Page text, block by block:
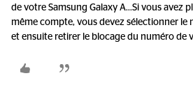
de votre Samsung Galaxy A...Si vous avez
même compte, vous devez sélectionner le
et ensuite retirer le blocage du numéro de